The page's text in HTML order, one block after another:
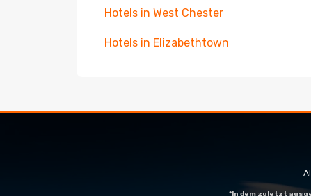
Hotels in West Chester
Hotels in Elizabethtown
*In dem zuletzt